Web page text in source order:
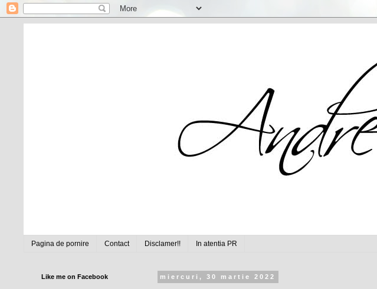
Pagina de pornire Contact Disclamer!! In atentia PR
miercuri, 30 martie 2022
Like me on Facebook